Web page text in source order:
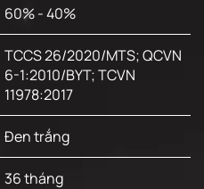
60% - 40%
TCCS 26/2020/MTS; QCVN
6-1:2010/BYT; TCVN
11978:2017
Đen trắng
36 tháng